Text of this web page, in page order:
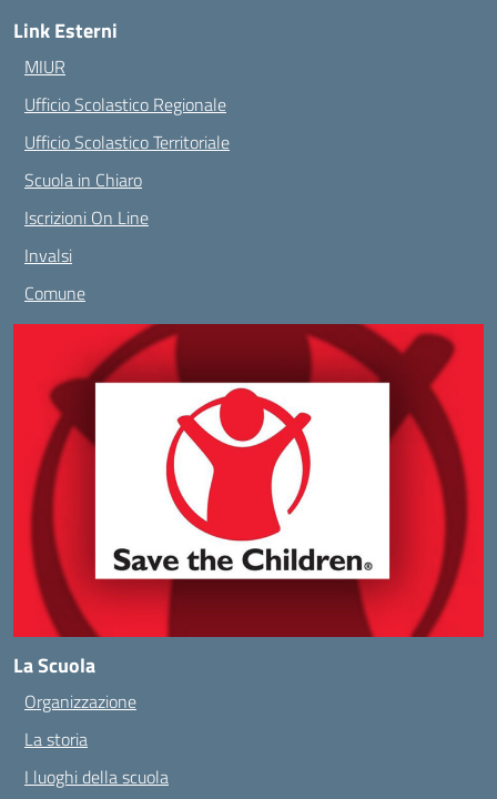
Link Esterni
MIUR
Ufficio Scolastico Regionale
Ufficio Scolastico Territoriale
Scuola in Chiaro
Iscrizioni On Line
Invalsi
Comune
La Scuola
Organizzazione
La storia
I luoghi della scuola